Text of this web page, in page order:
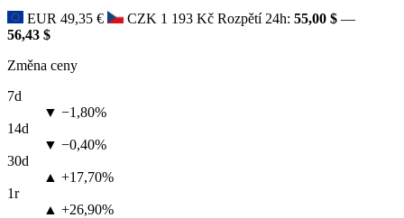
EUR 49,35 € CZK 1 193 Kč Rozpětí 24h: 55,00 $ —
56,43 $
Změna ceny
7d
▼ −1,80%
14d
▼ −0,40%
30d
▲ +17,70%
1r
▲ +26,90%